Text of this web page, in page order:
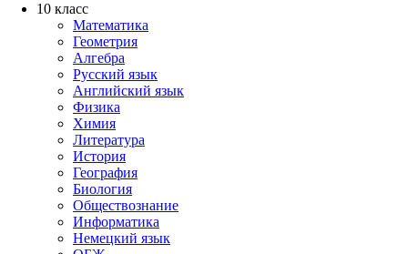
10 класс
Математика
Геометрия
Алгебра
Русский язык
Английский язык
Физика
Химия
Литература
История
География
Биология
Обществознание
Информатика
Немецкий язык